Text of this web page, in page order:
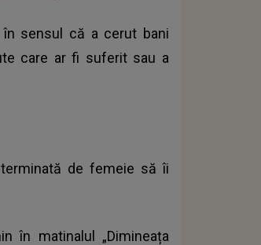
în sensul că a cerut bani
care ar fi suferit sau a
de femeie să îi
în matinalul „Dimineața